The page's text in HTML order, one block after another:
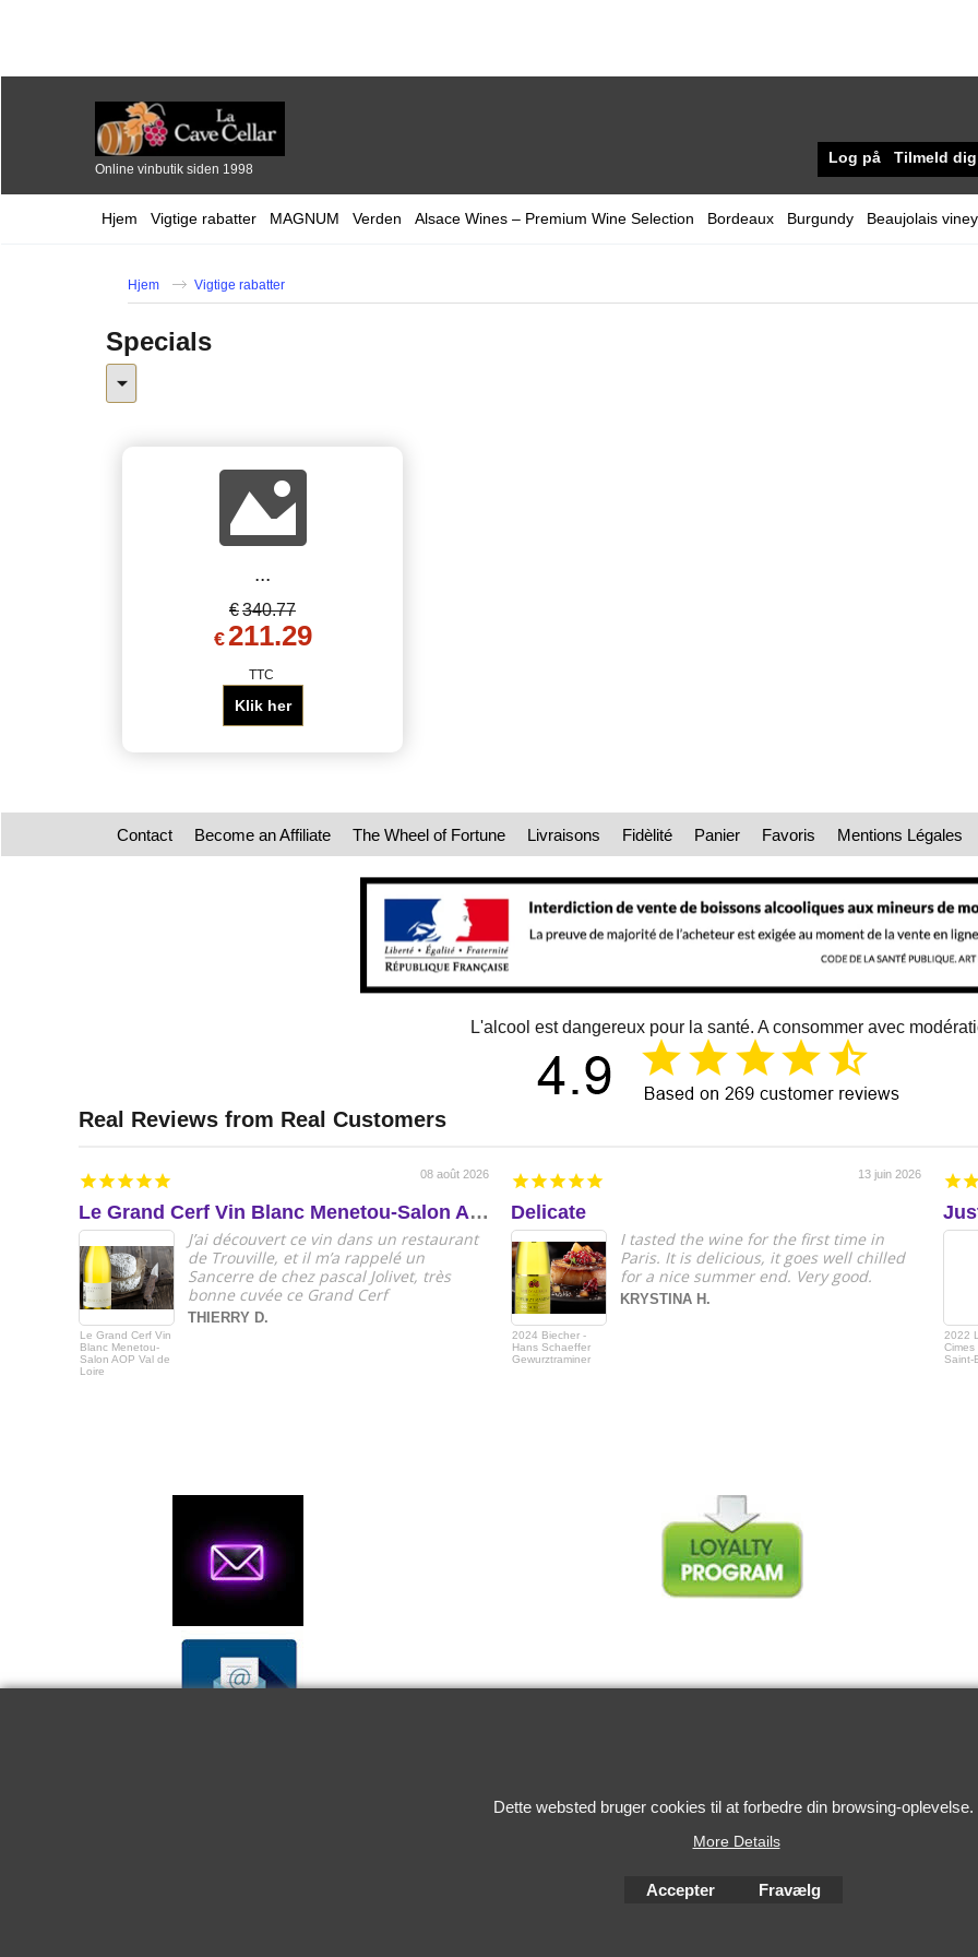
Online vinbutik siden 1998
Log på Tilmeld dig
Hjem Vigtige rabatter MAGNUM Verden Alsace Wines – Premium Wine Selection Bordeaux Burgundy Beaujolais
Hjem Vigtige rabatter
Specials
...
€340.77
€ 211.29
TTC
Klik her
Contact Become an Affiliate The Wheel of Fortune Livraisons Fidèlité Panier Favoris Mentions Légales
L'alcool est dangereux pour la santé. A consommer avec
08 août 2026
Le Grand Cerf Vin Blanc Menetou-Salon AOP Val de Loire
Le Grand Cerf Vin
Blanc Menetou-
Salon AOP Val de
Loire
J’ai découvert ce vin dans un restaurant
de Trouville, et il m’a rappelé un
Sancerre de chez pascal Jolivet, très
bonne cuvée ce Grand Cerf
THIERRY D.
13 juin 2026
Delicate
2024 Biecher -
Hans Schaeffer
Gewurztraminer
I tasted the wine for the first time in
Paris. It is delicious, it goes well chilled
for a nice summer end. Very good.
KRYSTINA H.
2022
Cimes
Saint-
ShopFactory eCommerce
Dette websted bruger cookies til at forbedre din browsing-oplevelse.
More Details
Accepter Fravælg